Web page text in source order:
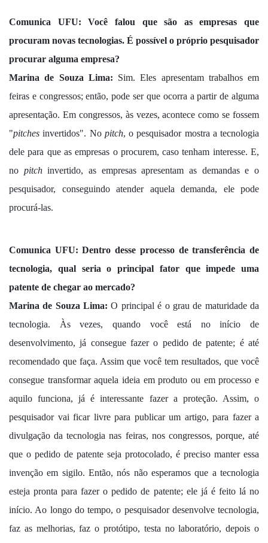
Comunica UFU:Você falou que são as empresas que
procuram novas tecnologias. É possível o próprio pesquisador
procurar alguma empresa?
Marina de Souza Lima: Sim. Eles apresentam trabalhos em
feiras e congressos; então, pode ser que ocorra a partir de alguma
apresentação. Em congressos, às vezes, acontece como se fossem
"pitchesinvertidos". No pitch, o pesquisador mostra a tecnologia
dele para que as empresas o procurem, caso tenham interesse. E,
no pitchinvertido, as empresas apresentam as demandas e o
pesquisador, conseguindo atender aquela demanda, ele pode
procurá-las.
Comunica UFU:Dentro desse processo de transferência de
tecnologia, qual seria o principal fator que impede uma
patente de chegar ao mercado?
Marina de Souza Lima: O principal é o grau de maturidade da
tecnologia. Às vezes, quando você está no início de
desenvolvimento, já consegue fazer o pedido de patente; é até
recomendado que faça. Assim que você tem resultados, que você
consegue transformar aquela ideia em produto ou em processo e
aquilo funciona, já é interessante fazer a proteção. Assim, o
pesquisador vai ficar livre para publicar um artigo, para fazer a
divulgação da tecnologia nas feiras, nos congressos, porque, até
que o pedido de patente seja protocolado, é preciso manter essa
invenção em sigilo. Então, nós não esperamos que a tecnologia
esteja pronta para fazer o pedido de patente; ele já é feito lá no
início. Ao longo do tempo, o pesquisador desenvolve tecnologia,
faz as melhorias, faz o protótipo, testa no laboratório, depois o